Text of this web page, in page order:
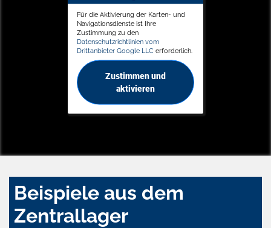
Für die Aktivierung der Karten- und
Navigationsdienste ist Ihre
Zustimmung zu den
Datenschutzrichtlinien vom
Drittanbieter Google LLC erforderlich.
Zustimmen und
aktivieren
Beispiele aus dem
Zentrallager